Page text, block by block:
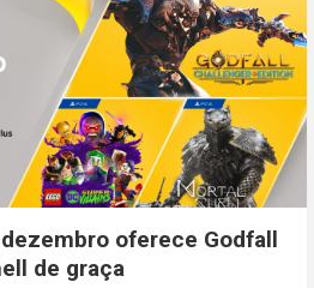
Brasil reage ao fim da
oferece Godfall
de graça